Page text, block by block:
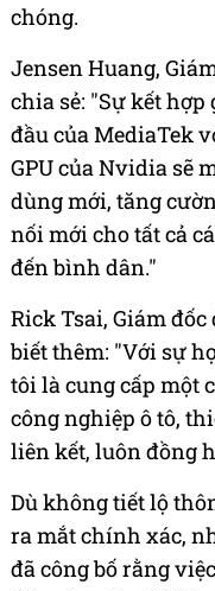
chóng.
Jensen Huang,
chia sẻ: "Sự kết
đầu của MediaTek
GPU của Nvidia sẽ
dùng mới, tăng
nối mới cho tất cả
đến bình dân."
Rick Tsai, Giám
biết thêm: "Với sự
tôi là cung cấp một
công nghiệp ô tô,
liên kết, luôn đồng
Dù không tiết lộ
ra mắt chính xác,
đã công bố rằng